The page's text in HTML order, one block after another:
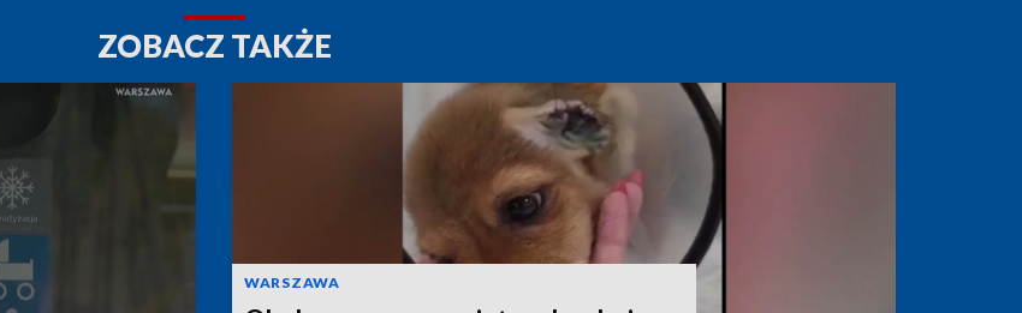
ZOBACZ TAKŻE
WARSZAWA